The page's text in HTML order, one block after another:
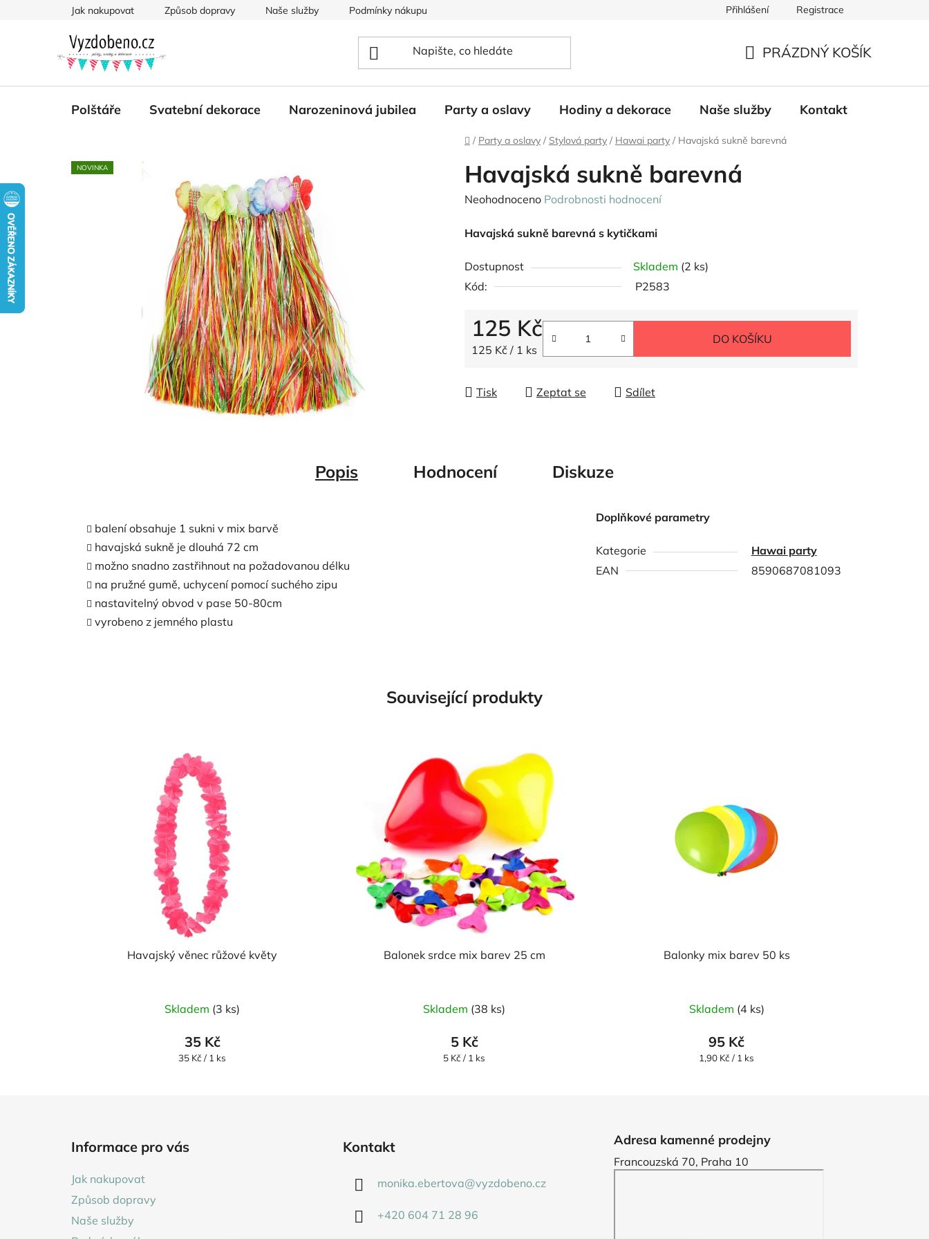
Jak nakupovat Způsob dopravy Naše služby Podmínky nákupu Přihlášení Registrace
KOŠÍK
PRÁZDNÝ KOŠÍK
Polštáře Svatební dekorace Narozeninová jubilea Party a oslavy Hodiny a dekorace Naše služby Kontakt
Domů
/ Party a oslavy / Stylová party / Hawai party / Havajská sukně barevná
Havajská sukně barevná
Průměrné
produktu
0,0
z
hvězdiček.
Neohodnoceno Podrobnosti hodnocení
Havajská sukně barevná s kytičkami
Dostupnost Skladem (2 ks)
Kód:
P2583
125 Kč
Měrná cena:
125 Kč / 1 ks
DO KOŠÍKU
Tisk Zeptat se Sdílet
NOVINKA
Popis Hodnocení Diskuze
balení obsahuje 1 sukni v mix barvě
havajská sukně je dlouhá 72 cm
možno snadno zastřihnout na požadovanou délku
na pružné gumě, uchycení pomocí suchého zipu
nastavitelný obvod v pase 50-80cm
vyrobeno z jemného plastu
Doplňkové parametry
Kategorie
Hawai party
EAN
8590687081093
Související produkty
Havajský věnec růžové květy
hodnocení
produktu
je
Skladem (3 ks)
35 Kč
Měrná
35 Kč / 1 ks
Balonek srdce mix barev 25 cm
hodnocení
produktu
je
Skladem (38 ks)
5 Kč
Měrná
5 Kč / 1 ks
Balonky mix barev 50 ks
hodnocení
produktu
je
Skladem (4 ks)
95 Kč
Měrná
1,90 Kč / 1 ks
Informace pro vás
Jak nakupovat
Způsob dopravy
Naše služby
Kontakt
monika.ebertova@vyzdobeno.cz
+420 604 71 28 96
Adresa kamenné prodejny
Francouzská 70, Praha 10